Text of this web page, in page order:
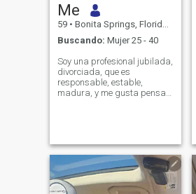
Me
59 • Bonita Springs, Florida, Estados Unidos
Buscando: Mujer 25 - 40
Soy una profesional jubilada,
divorciada, que es
responsable, estable,
madura, y me gusta pensar